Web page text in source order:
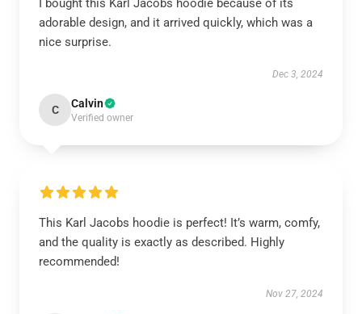
I bought this Karl Jacobs hoodie because of its
adorable design, and it arrived quickly, which was a
nice surprise.
Dec 3, 2024
C Calvin
Verified owner
This Karl Jacobs hoodie is perfect! It’s warm, comfy,
and the quality is exactly as described. Highly
recommended!
Nov 27, 2024